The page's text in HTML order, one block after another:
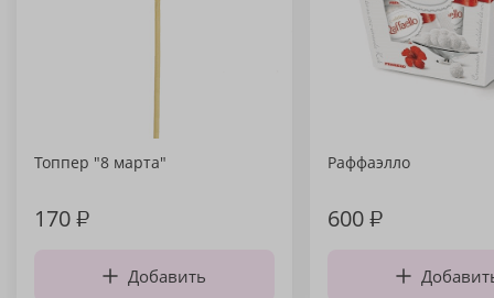
Топпер "8 марта"
170₽
Добавить
Раффаэлло
600₽